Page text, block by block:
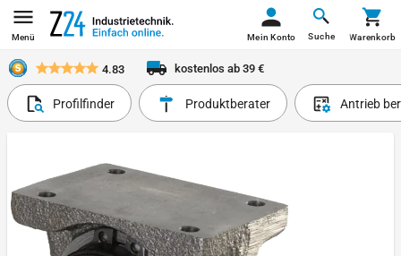
Menü Suche
Mein Konto Warenkorb
4.83 kostenlos ab 39 €
Profilfinder Produktberater Antrieb